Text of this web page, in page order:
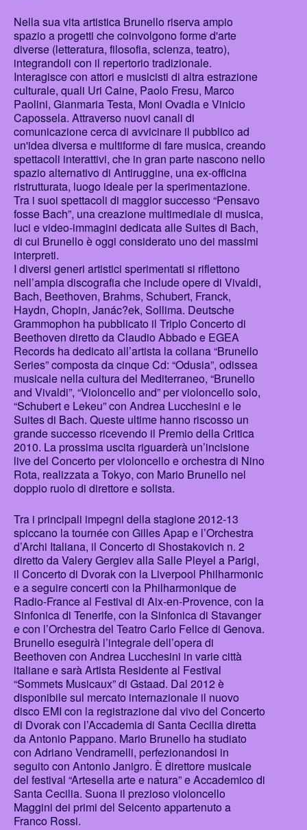
Nella sua vita artistica Brunello riserva ampio
spazio a progetti che coinvolgono forme d'arte
diverse (letteratura, filosofia, scienza, teatro),
integrandoli con il repertorio tradizionale.
Interagisce con attori e musicisti di altra estrazione
culturale, quali Uri Caine, Paolo Fresu, Marco
Paolini, Gianmaria Testa, Moni Ovadia e Vinicio
Capossela. Attraverso nuovi canali di
comunicazione cerca di avvicinare il pubblico ad
un'idea diversa e multiforme di fare musica, creando
spettacoli interattivi, che in gran parte nascono nello
spazio alternativo di Antiruggine, una ex-officina
ristrutturata, luogo ideale per la sperimentazione.
Tra i suoi spettacoli di maggior successo “Pensavo
fosse Bach”, una creazione multimediale di musica,
luci e video-immagini dedicata alle Suites di Bach,
di cui Brunello è oggi considerato uno dei massimi
interpreti.
I diversi generi artistici sperimentati si riflettono
nell’ampia discografia che include opere di Vivaldi,
Bach, Beethoven, Brahms, Schubert, Franck,
Haydn, Chopin, Janác?ek, Sollima. Deutsche
Grammophon ha pubblicato il Triplo Concerto di
Beethoven diretto da Claudio Abbado e EGEA
Records ha dedicato all’artista la collana “Brunello
Series” composta da cinque Cd: “Odusia”, odissea
musicale nella cultura del Mediterraneo, “Brunello
and Vivaldi”, “Violoncello and” per violoncello solo,
“Schubert e Lekeu” con Andrea Lucchesini e le
Suites di Bach. Queste ultime hanno riscosso un
grande successo ricevendo il Premio della Critica
2010. La prossima uscita riguarderà un’incisione
live del Concerto per violoncello e orchestra di Nino
Rota, realizzata a Tokyo, con Mario Brunello nel
doppio ruolo di direttore e solista.
Tra i principali impegni della stagione 2012-13
spiccano la tournée con Gilles Apap e l’Orchestra
d’Archi Italiana, il Concerto di Shostakovich n. 2
diretto da Valery Gergiev alla Salle Pleyel a Parigi,
il Concerto di Dvorak con la Liverpool Philharmonic
e a seguire concerti con la Philharmonique de
Radio-France al Festival di Aix-en-Provence, con la
Sinfonica di Tenerife, con la Sinfonica di Stavanger
e con l’Orchestra del Teatro Carlo Felice di Genova.
Brunello eseguirà l’integrale dell’opera di
Beethoven con Andrea Lucchesini in varie città
italiane e sarà Artista Residente al Festival
“Sommets Musicaux” di Gstaad. Dal 2012 è
disponibile sul mercato internazionale il nuovo
disco EMI con la registrazione dal vivo del Concerto
di Dvorak con l’Accademia di Santa Cecilia diretta
da Antonio Pappano. Mario Brunello ha studiato
con Adriano Vendramelli, perfezionandosi in
seguito con Antonio Janigro. È direttore musicale
del festival “Artesella arte e natura” e Accademico di
Santa Cecilia. Suona il prezioso violoncello
Maggini dei primi del Seicento appartenuto a
Franco Rossi.